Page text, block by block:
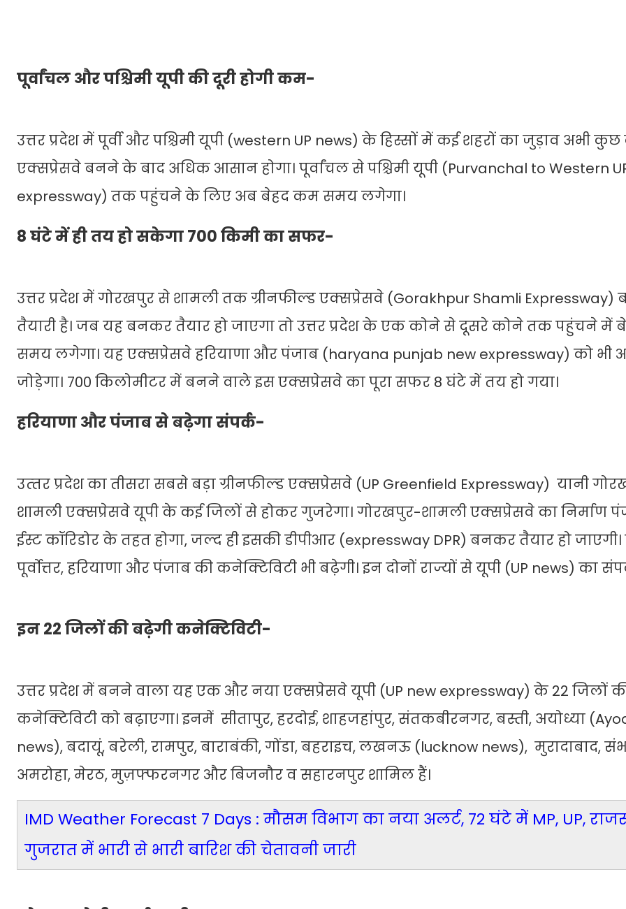
पूर्वांचल और पश्चिमी यूपी की दूरी होगी कम-
उत्तर प्रदेश में पूर्वी और पश्चिमी यूपी (western UP news) के हिस्सों में कई शहरों का जुड़ाव अभी
एक्सप्रेसवे बनने के बाद अधिक आसान होगा। पूर्वांचल से पश्चिमी यूपी (Purvanchal to Western
expressway) तक पहुंचने के लिए अब बेहद कम समय लगेगा।
8 घंटे में ही तय हो सकेगा 700 किमी का सफर-
उत्तर प्रदेश में गोरखपुर से शामली तक ग्रीनफील्‍ड एक्‍सप्रेसवे (Gorakhpur Shamli Expressway)
तैयारी है। जब यह बनकर तैयार हो जाएगा तो उत्तर प्रदेश के एक कोने से दूसरे कोने तक पहुंचने में
समय लगेगा। यह एक्‍सप्रेसवे हरियाणा और पंजाब (haryana punjab new expressway) को
जोड़ेगा। 700 किलोमीटर में बनने वाले इस एक्सप्रेसवे का पूरा सफर 8 घंटे में तय हो गया।
हरियाणा और पंजाब से बढ़ेगा संपर्क-
उत्‍तर प्रदेश का तीसरा सबसे बड़ा ग्रीनफील्‍ड एक्‍सप्रेसवे (UP Greenfield Expressway) यानी
शामली एक्‍सप्रेसवे यूपी के कई जिलों से होकर गुजरेगा। गोरखपुर-शामली एक्सप्रेसवे का निर्माण
ईस्ट कॉरिडोर के तहत होगा, जल्द ही इसकी डीपीआर (expressway DPR) बनकर तैयार हो
पूर्वोत्तर, हरियाणा और पंजाब की कनेक्टिविटी भी बढ़ेगी। इन दोनों राज्यों से यूपी (UP news) का
इन 22 जिलों की बढ़ेगी कनेक्टिविटी-
उत्तर प्रदेश में बनने वाला यह एक और नया एक्‍सप्रेसवे यूपी (UP new expressway) के 22 जिलों
कनेक्टिविटी को बढ़ाएगा। इनमें सीतापुर, हरदोई, शाहजहांपुर, संतकबीरनगर, बस्ती, अयोध्या
news), बदायूं, बरेली, रामपुर, बाराबंकी, गोंडा, बहराइच, लखनऊ (lucknow news), मुरादाबाद,
अमरोहा, मेरठ, मुज़फ्फरनगर और बिजनौर व सहारनपुर शामिल हैं।
IMD Weather Forecast 7 Days : मौसम विभाग का नया अलर्ट, 72 घंटे में MP, UP,
गुजरात में भारी से भारी बारिश की चेतावनी जारी